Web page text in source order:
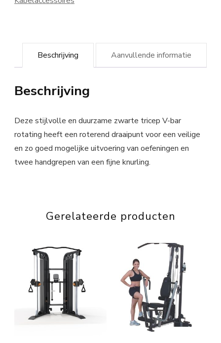
Beschrijving Aanvullende informatie
Beschrijving
Deze stijlvolle en duurzame zwarte tricep V-bar
rotating heeft een roterend draaipunt voor een veilige
en zo goed mogelijke uitvoering van oefeningen en
twee handgrepen van een fijne knurling.
Gerelateerde producten